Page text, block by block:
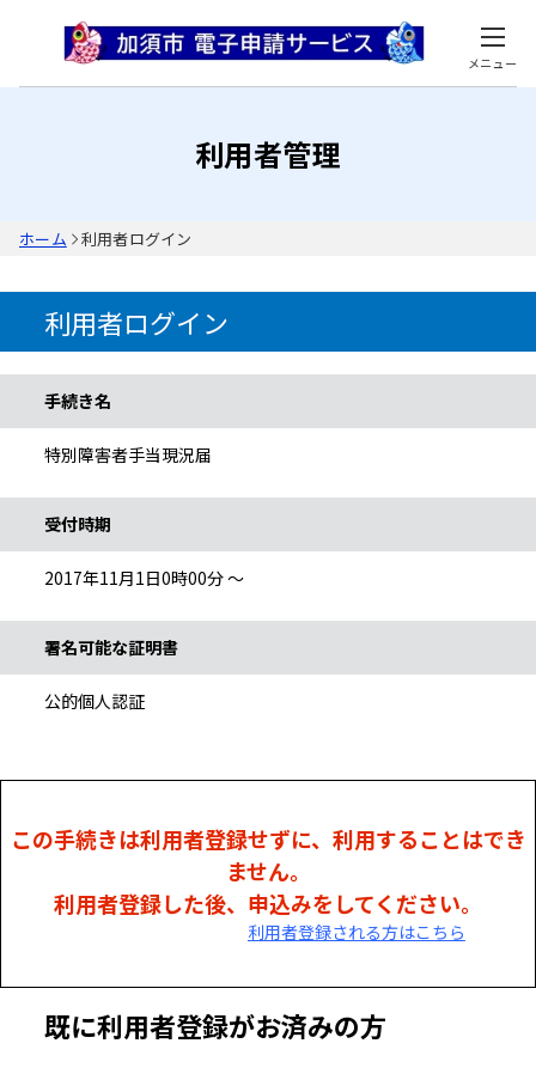
メニュー
利用者管理
ホーム 利用者ログイン
利用者ログイン
手続き名
特別障害者手当現況届
受付時期
2017年11月1日0時00分 ～
署名可能な証明書
公的個人認証
この手続きは利用者登録せずに、利用することはでき
ません。
利用者登録した後、申込みをしてください。
利用者登録される方はこちら
既に利用者登録がお済みの方